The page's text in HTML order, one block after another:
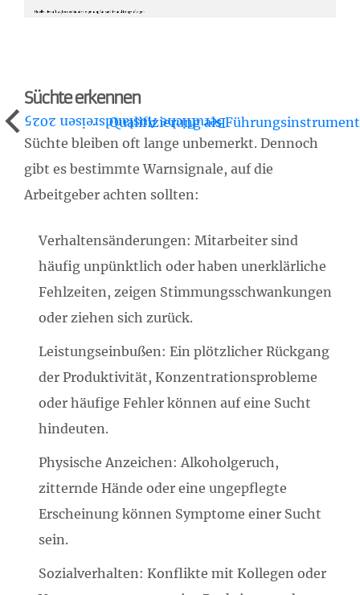
Süchte erkennen
Süchte bleiben oft lange unbemerkt. Dennoch
gibt es bestimmte Warnsignale, auf die
Arbeitgeber achten sollten:
Verhaltensänderungen: Mitarbeiter sind
häufig unpünktlich oder haben unerklärliche
Fehlzeiten, zeigen Stimmungsschwankungen
oder ziehen sich zurück.
Leistungseinbußen: Ein plötzlicher Rückgang
der Produktivität, Konzentrationsprobleme
oder häufige Fehler können auf eine Sucht
hindeuten.
Physische Anzeichen: Alkoholgeruch,
zitternde Hände oder eine ungepflegte
Erscheinung können Symptome einer Sucht
sein.
Sozialverhalten: Konflikte mit Kollegen oder
Berufliche Auslandsreisen 2025
Qualifizierung als Führungsinstrument